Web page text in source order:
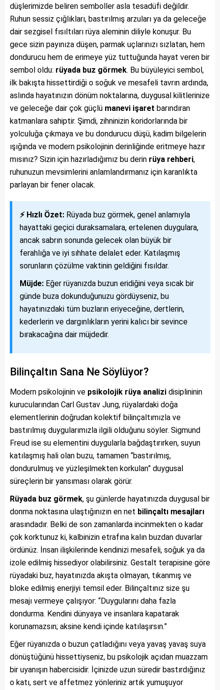
düşlerimizde beliren semboller asla tesadüfi değildir.
Ruhun sessiz çığlıkları, bastırılmış arzuları ya da geleceğe
dair sezgisel fısıltıları rüya aleminin diliyle konuşur. Bu
gece sizin payınıza düşen, parmak uçlarınızı sızlatan, hem
dondurucu hem de erimeye yüz tuttuğunda hayat veren bir
sembol oldu: rüyada buz görmek. Bu büyüleyici sembol,
ilk bakışta hissettirdiği o soğuk ve mesafeli tavrın ardında,
aslında hayatınızın dönüm noktalarına, duygusal kilitlerinize
ve geleceğe dair çok güçlü manevi işaret barındıran
katmanlara sahiptir. Şimdi, zihninizin koridorlarında bir
yolculuğa çıkmaya ve bu dondurucu düşü, kadim bilgelerin
ışığında ve modern psikolojinin derinliğinde eritmeye hazır
mısınız? Sizin için hazırladığımız bu derin rüya rehberi,
ruhunuzun mevsimlerini anlamlandırmanız için karanlıkta
parlayan bir fener olacak.
⚡ Hızlı Özet: Rüyada buz görmek, genel anlamıyla
hayattaki geçici duraksamalara, ertelenen duygulara,
ancak sabrın sonunda gelecek olan büyük bir
ferahlığa ve iyi sıhhate delalet eder. Katılaşmış
sorunların çözülme vaktinin geldiğini fısıldar.
Müjde: Eğer rüyanızda buzun eridiğini veya sıcak bir
günde buza dokunduğunuzu gördüyseniz, bu
hayatınızdaki tüm buzların eriyeceğine, dertlerin,
kederlerin ve dargınlıkların yerini kalıcı bir sevince
bırakacağına dair müjdedir.
Bilinçaltın Sana Ne Söylüyor?
Modern psikolojinin ve psikolojik rüya analizi disiplininin
kurucularından Carl Gustav Jung, rüyalardaki doğa
elementlerinin doğrudan kolektif bilinçaltımızla ve
bastırılmış duygularımızla ilgili olduğunu söyler. Sigmund
Freud ise su elementini duygularla bağdaştırırken, suyun
katılaşmış hali olan buzu, tamamen “bastırılmış,
dondurulmuş ve yüzleşilmekten korkulan” duygusal
süreçlerin bir yansıması olarak görür.
Rüyada buz görmek, şu günlerde hayatınızda duygusal bir
donma noktasına ulaştığınızın en net bilinçaltı mesajları
arasındadır. Belki de son zamanlarda incinmekten o kadar
çok korktunuz ki, kalbinizin etrafına kalın buzdan duvarlar
ördünüz. İnsan ilişkilerinde kendinizi mesafeli, soğuk ya da
izole edilmiş hissediyor olabilirsiniz. Gestalt terapisine göre
rüyadaki buz, hayatınızda akışta olmayan, tıkanmış ve
bloke edilmiş enerjiyi temsil eder. Bilinçaltınız size şu
mesajı vermeye çalışıyor: “Duygularını daha fazla
dondurma. Kendini dünyaya ve insanlara kapatarak
korunamazsın; aksine kendi içinde katılaşırsın.”
Eğer rüyanızda o buzun çatladığını veya yavaş yavaş suya
dönüştüğünü hissettiyseniz, bu psikolojik açıdan muazzam
bir uyanışın habercisidir. İçinizde uzun süredir bastırdığınız
o katı, sert ve affetmez yönleriniz artık yumuşuyor